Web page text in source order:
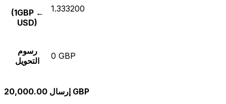
(1GBP ←
USD)
1.333200
رسوم
التحويل
0 GBP
إرسال 20,000.00 GBP